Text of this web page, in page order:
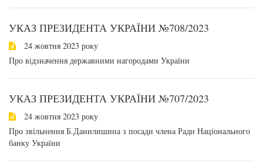
УКАЗ ПРЕЗИДЕНТА УКРАЇНИ №708/2023
24 жовтня 2023 року
Про відзначення державними нагородами України
УКАЗ ПРЕЗИДЕНТА УКРАЇНИ №707/2023
24 жовтня 2023 року
Про звільнення Б.Данилишина з посади члена Ради Національного
банку України